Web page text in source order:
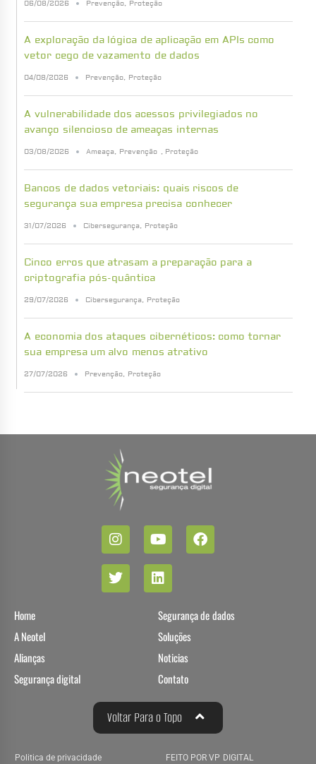
06/08/2026 Prevenção, Proteção
A exploração da lógica de aplicação em APIs como
vetor cego de vazamento de dados
04/08/2026 Prevenção, Proteção
A vulnerabilidade dos acessos privilegiados no
avanço silencioso de ameaças internas
03/08/2026 Ameaça, Prevenção , Proteção
Bancos de dados vetoriais: quais riscos de
segurança sua empresa precisa conhecer
31/07/2026 Cibersegurança, Proteção
Cinco erros que atrasam a preparação para a
criptografia pós-quântica
29/07/2026 Cibersegurança, Proteção
A economia dos ataques cibernéticos: como tornar
sua empresa um alvo menos atrativo
27/07/2026 Prevenção, Proteção
Home
A Neotel
Alianças
Segurança digital
Segurança de dados
Soluções
Noticias
Contato
Voltar Para o Topo
Politica de privacidade FEITO POR VP DIGITAL